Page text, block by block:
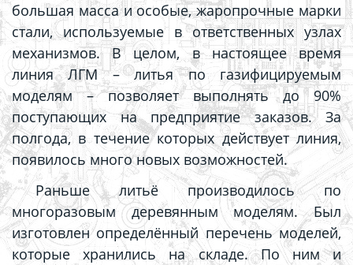
большая масса и особые, жаропрочные марки
стали, используемые в ответственных узлах
механизмов. В целом, в настоящее время
линия ЛГМ – литья по газифицируемым
моделям – позволяет выполнять до 90%
поступающих на предприятие заказов. За
полгода, в течение которых действует линия,
появилось много новых возможностей.
Раньше литьё производилось по
многоразовым деревянным моделям. Был
изготовлен определённый перечень моделей,
которые хранились на складе. По ним и